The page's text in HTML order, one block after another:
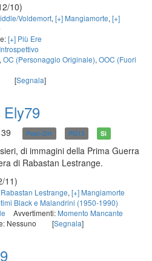
10)
Voldemort, [+] Mangiamorte, [+]
[+] Più Ere
Introspettivo
, OC (Personaggio Originale), OOC (Fuori
[Segnala]
Ely79
Post-DH PG13 Sì
di immagini della Prima Guerra
di Rabastan Lestrange.
11)
Rabastan Lestrange, [+] Mangiamorte
Black e Malandrini (1950-1990)
Avvertimenti: Momento Mancante
Nessuno [Segnala]